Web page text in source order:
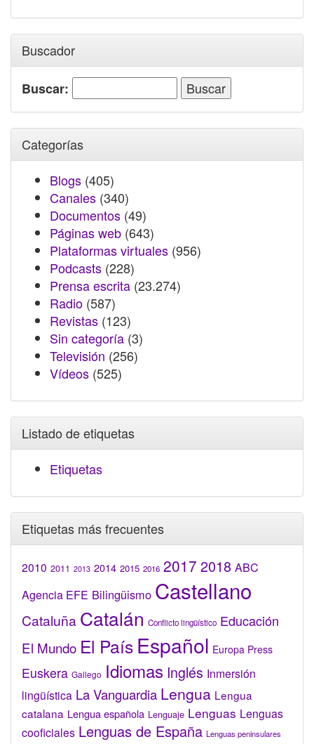
Buscador
Buscar:
Categorías
Blogs (405)
Canales (340)
Documentos (49)
Páginas web (643)
Plataformas virtuales (956)
Podcasts (228)
Prensa escrita (23.274)
Radio (587)
Revistas (123)
Sin categoría (3)
Televisión (256)
Vídeos (525)
Listado de etiquetas
Etiquetas
Etiquetas más frecuentes
2010 2011 2013 2014 2015 2016 2017 2018 ABC
Agencia EFE Bilingüismo Castellano
Cataluña Catalán Conflicto lingüístico Educación
El Mundo El País Español Europa Press
Euskera Gallego Idiomas Inglés Inmersión
lingüística La Vanguardia Lengua Lengua
catalana Lengua española Lenguaje Lenguas Lenguas
cooficiales Lenguas de España Lenguas peninsulares